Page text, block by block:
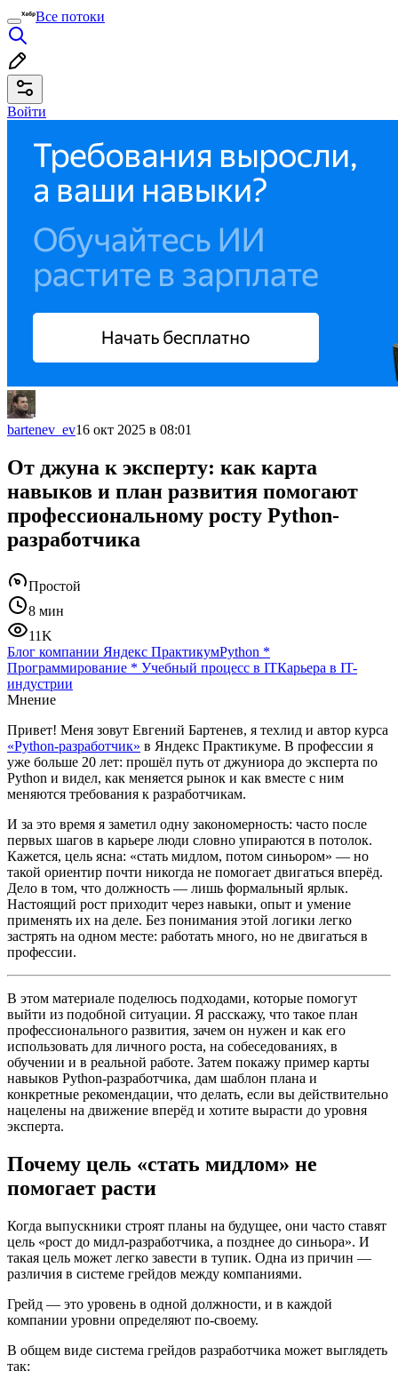
Все потоки
Войти
bartenev_ev16 окт 2025 в 08:01
От джуна к эксперту: как карта
навыков и план развития помогают
профессиональному росту Python-
разработчика
Простой
8 мин
11K
Блог компании Яндекс ПрактикумPython *
Программирование * Учебный процесс в ITКарьера в IT-
индустрии
Мнение
Привет! Меня зовут Евгений Бартенев, я техлид и автор курса
«Python-разработчик» в Яндекс Практикуме. В профессии я
уже больше 20 лет: прошёл путь от джуниора до эксперта по
Python и видел, как меняется рынок и как вместе с ним
меняются требования к разработчикам.
И за это время я заметил одну закономерность: часто после
первых шагов в карьере люди словно упираются в потолок.
Кажется, цель ясна: «стать мидлом, потом синьором» — но
такой ориентир почти никогда не помогает двигаться вперёд.
Дело в том, что должность — лишь формальный ярлык.
Настоящий рост приходит через навыки, опыт и умение
применять их на деле. Без понимания этой логики легко
застрять на одном месте: работать много, но не двигаться в
профессии.
В этом материале поделюсь подходами, которые помогут
выйти из подобной ситуации. Я расскажу, что такое план
профессионального развития, зачем он нужен и как его
использовать для личного роста, на собеседованиях, в
обучении и в реальной работе. Затем покажу пример карты
навыков Python-разработчика, дам шаблон плана и
конкретные рекомендации, что делать, если вы действительно
нацелены на движение вперёд и хотите вырасти до уровня
эксперта.
Почему цель «стать мидлом» не
помогает расти
Когда выпускники строят планы на будущее, они часто ставят
цель «рост до мидл-разработчика, а позднее до синьора». И
такая цель может легко завести в тупик. Одна из причин —
различия в системе грейдов между компаниями.
Грейд — это уровень в одной должности, и в каждой
компании уровни определяют по-своему.
В общем виде система грейдов разработчика может выглядеть
так: